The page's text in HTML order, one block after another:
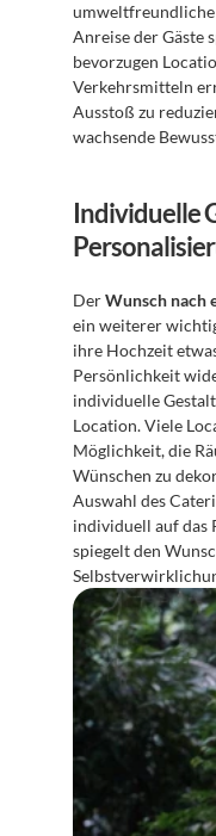
umweltfreundliche
Anreise der Gäste
bevorzugen
Verkehrsmitteln
Ausstoß zu
wachsende
Individuelle
Der Wunsch nach
ein weiterer
ihre Hochzeit
Persönlichkeit
individuelle
Location. Viele
Möglichkeit, die
Wünschen zu
Auswahl des
individuell auf das
spiegelt den